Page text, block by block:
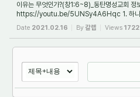
이유는 무엇인가?(창1:6~8)_동탄명성교회 정
https://youtu.be/5UNSy4A6Hqc 1. 하나
창조하셨는가? 하나님께서는 6일 동안 우주 만
Date 2021.02.16 By갈렙 Views 1722